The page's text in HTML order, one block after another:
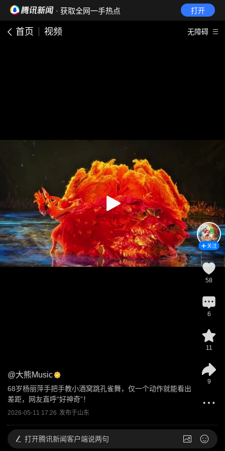
· 获取全网一手热点 打开
首页 视频 无障碍
@大熊Music
68岁杨丽萍手把手教小酒窝跳孔雀舞，仅一个动作就能看出
差距，网友直呼“好神奇”！
2026-05-11 17:26 发布于山东
关注
58
6
11
9
打开腾讯新闻客户端说两句